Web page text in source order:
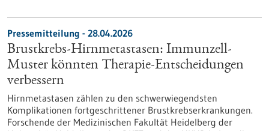
Pressemitteilung - 28.04.2026
Brustkrebs-Hirnmetastasen: Immunzell-
Muster könnten Therapie-Entscheidungen
verbessern
Hirnmetastasen zählen zu den schwerwiegendsten
Komplikationen fortgeschrittener Brustkrebserkrankungen.
Forschende der Medizinischen Fakultät Heidelberg der